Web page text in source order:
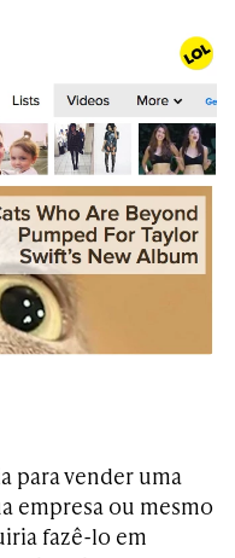
para vender uma
empresa ou mesmo
fazê-lo em